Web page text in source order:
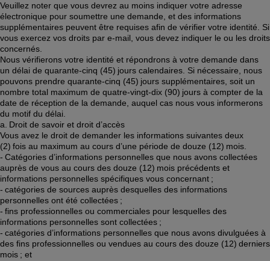
Veuillez noter que vous devrez au moins indiquer votre adresse
électronique pour soumettre une demande, et des informations
supplémentaires peuvent être requises afin de vérifier votre identité. Si
vous exercez vos droits par e-mail, vous devez indiquer le ou les droits
concernés.
Nous vérifierons votre identité et répondrons à votre demande dans
un délai de quarante-cinq (45) jours calendaires. Si nécessaire, nous
pouvons prendre quarante-cinq (45) jours supplémentaires, soit un
nombre total maximum de quatre-vingt-dix (90) jours à compter de la
date de réception de la demande, auquel cas nous vous informerons
du motif du délai.
a. Droit de savoir et droit d’accès
Vous avez le droit de demander les informations suivantes deux
(2) fois au maximum au cours d’une période de douze (12) mois.
- Catégories d’informations personnelles que nous avons collectées
auprès de vous au cours des douze (12) mois précédents et
informations personnelles spécifiques vous concernant ;
- catégories de sources auprès desquelles des informations
personnelles ont été collectées ;
- fins professionnelles ou commerciales pour lesquelles des
informations personnelles sont collectées ;
- catégories d’informations personnelles que nous avons divulguées à
des fins professionnelles ou vendues au cours des douze (12) derniers
mois ; et